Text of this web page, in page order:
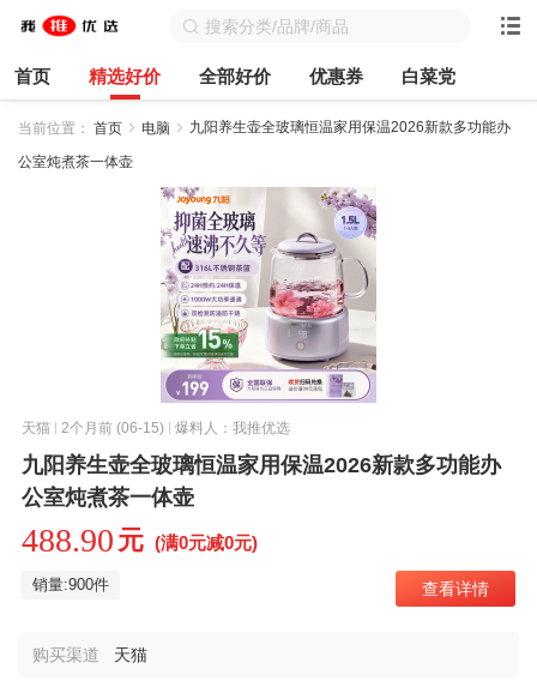
首页 精选好价 全部好价 优惠券 白菜党
当前位置： 首页 电脑 九阳养生壶全玻璃恒温家用保温2026新款多功能办
公室炖煮茶一体壶
天猫 2个月前 (06-15) 爆料人：我推优选
九阳养生壶全玻璃恒温家用保温2026新款多功能办
公室炖煮茶一体壶
488.90 元 (满0元减0元)
销量:900件 查看详情
购买渠道 天猫